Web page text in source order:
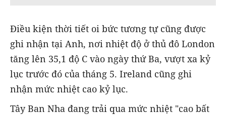
Điều kiện thời tiết oi bức tương tự cũng được
ghi nhận tại Anh, nơi nhiệt độ ở thủ đô London
tăng lên 35,1 độ C vào ngày thứ Ba, vượt xa kỷ
lục trước đó của tháng 5. Ireland cũng ghi
nhận mức nhiệt cao kỷ lục.
Tây Ban Nha đang trải qua mức nhiệt "cao bất